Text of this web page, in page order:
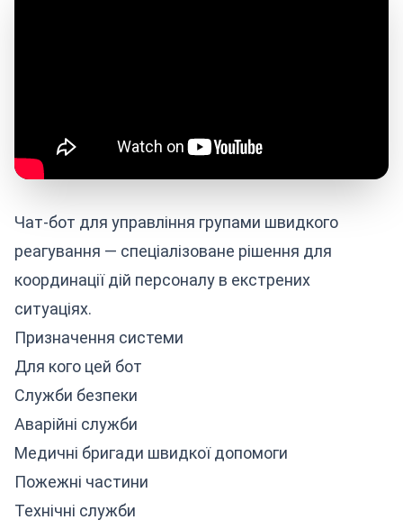
Чат-бот для управління групами швидкого
реагування — спеціалізоване рішення для
координації дій персоналу в екстрених
ситуаціях.
Призначення системи
Для кого цей бот
Служби безпеки
Аварійні служби
Медичні бригади швидкої допомоги
Пожежні частини
Технічні служби